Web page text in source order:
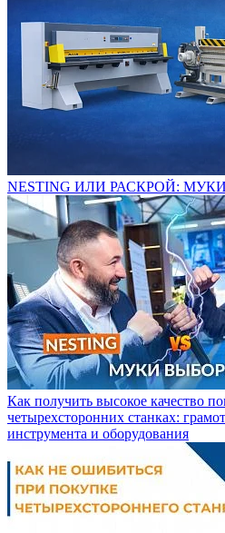
NESTING ИЛИ РАСКРОЙ:
Как получить высокое качество
четырехсторонних станках:
инструмента и оборудования